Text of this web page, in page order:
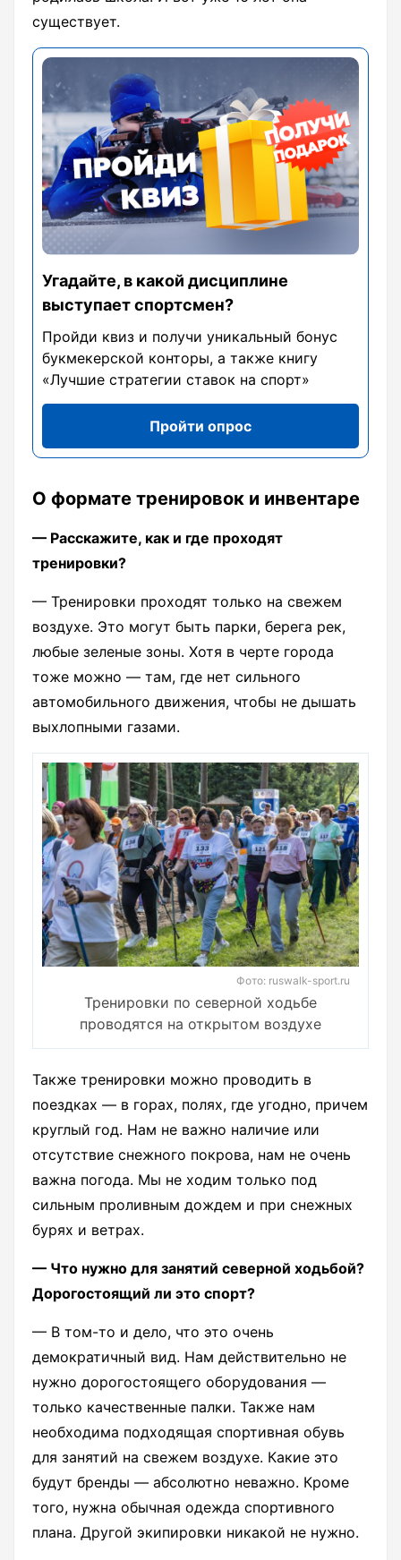
существует.
Угадайте, в какой дисциплине
выступает спортсмен?
Пройди квиз и получи уникальный бонус
букмекерской конторы, а также книгу
«Лучшие стратегии ставок на спорт»
Пройти опрос
О формате тренировок и инвентаре
— Расскажите, как и где проходят
тренировки?
— Тренировки проходят только на свежем
воздухе. Это могут быть парки, берега рек,
любые зеленые зоны. Хотя в черте города
тоже можно — там, где нет сильного
автомобильного движения, чтобы не дышать
выхлопными газами.
Фото: ruswalk-sport.ru
Тренировки по северной ходьбе
проводятся на открытом воздухе
Также тренировки можно проводить в
поездках — в горах, полях, где угодно, причем
круглый год. Нам не важно наличие или
отсутствие снежного покрова, нам не очень
важна погода. Мы не ходим только под
сильным проливным дождем и при снежных
бурях и ветрах.
— Что нужно для занятий северной ходьбой?
Дорогостоящий ли это спорт?
— В том-то и дело, что это очень
демократичный вид. Нам действительно не
нужно дорогостоящего оборудования —
только качественные палки. Также нам
необходима подходящая спортивная обувь
для занятий на свежем воздухе. Какие это
будут бренды — абсолютно неважно. Кроме
того, нужна обычная одежда спортивного
плана. Другой экипировки никакой не нужно.